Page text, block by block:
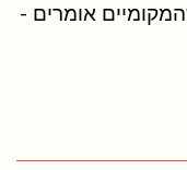
אומרים -